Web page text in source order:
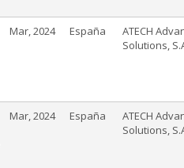
Mar, 2024 España
ATECH
Solutions,
Mar, 2024 España
ATECH
Solutions,